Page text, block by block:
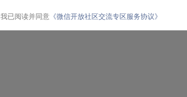
我已阅读并同意 《微信开放社区交流专区服务协议》